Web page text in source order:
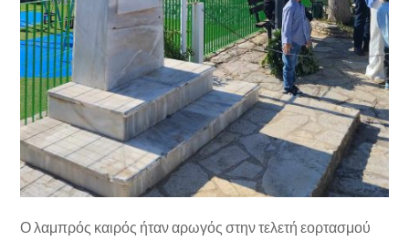
Ο λαμπρός καιρός ήταν αρωγός στην τελετή εορτασμού